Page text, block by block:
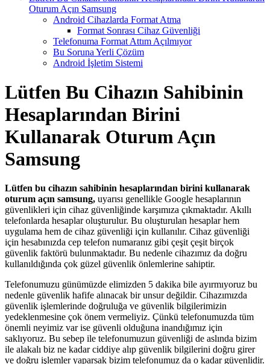
Oturum Açın Samsung
Android Cihazlarda Format Atma
Format Sonrası Cihaz Güvenliği
Telefonuma Format Attım Açılmıyor
Bu Soruna Yerli Çözüm
Android İşletim Sistemi
Lütfen Bu Cihazın Sahibinin
Hesaplarından Birini
Kullanarak Oturum Açın
Samsung
Lütfen bu cihazın sahibinin hesaplarından birini kullanarak
oturum açın samsung, uyarısı genellikle Google hesaplarının
güvenlikleri için cihaz güvenliğinde karşımıza çıkmaktadır. Akıllı
telefonlarda hesaplar oluşturulur. Bu oluşturulan hesaplar hem
uygulama hem de cihaz güvenliği için kullanılır. Cihaz güvenliği
için hesabınızda cep telefon numaranız gibi çeşit çeşit birçok
güvenlik faktörü bulunmaktadır. Bu nedenle cihazımız da doğru
kullanıldığında çok güzel güvenlik önlemlerine sahiptir.
Telefonumuzu günümüzde elimizden 5 dakika bile ayırmıyoruz bu
nedenle güvenlik hafife alınacak bir unsur değildir. Cihazımızda
güvenlik işlemlerinde doğruluğa ve güvenlik bilgilerimizin
yedeklenmesine çok önem vermeliyiz. Çünkü telefonumuzda tüm
önemli neyimiz var ise güvenli olduğuna inandığımız için
saklıyoruz. Bu sebep ile telefonumuzun güvenliği de aslında bizim
ile alakalı biz ne kadar ciddiye alıp güvenlik bilgilerini doğru girer
ve doğru işlemler yaparsak bizim telefonumuz da o kadar güvenlidir.